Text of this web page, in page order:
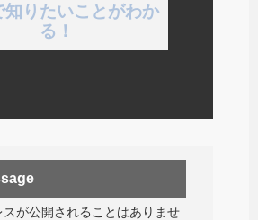
知りたいことがわか
る！
スが公開されることはありませ